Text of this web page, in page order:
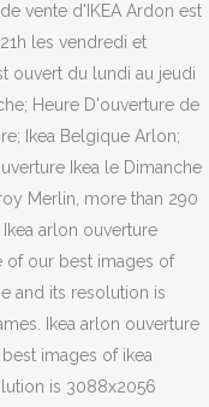
vente d'IKEA Ardon est
les vendredi et
ouvert du lundi au jeudi
Heure D'ouverture de
Ikea Belgique Arlon;
Ikea le Dimanche
Merlin, more than 290
arlon ouverture
of our best images of
and its resolution is
Ikea arlon ouverture
images of ikea
is 3088x2056